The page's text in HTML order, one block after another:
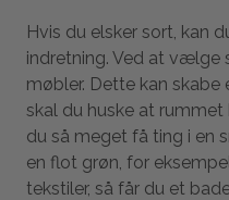
Hvis du elsker sort, kan
indretning. Ved at
møbler. Dette kan skabe
skal du huske at
du så meget få ting i en
en flot grøn, for
tekstiler, så får du et